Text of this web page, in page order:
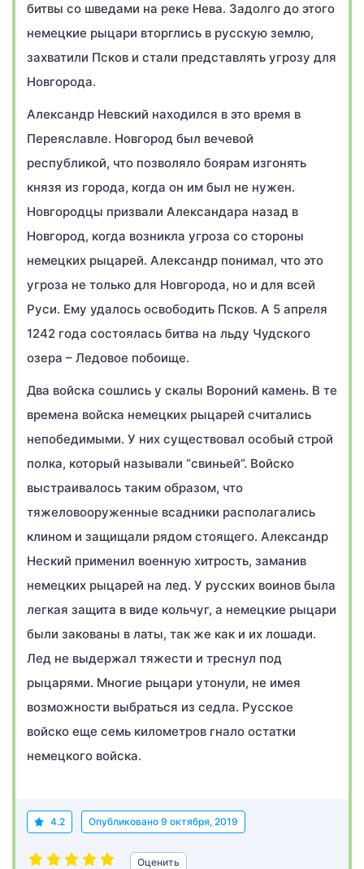
битвы со шведами на реке Нева. Задолго до этого
немецкие рыцари вторглись в русскую землю,
захватили Псков и стали представлять угрозу для
Новгорода.
Александр Невский находился в это время в
Переяславле. Новгород был вечевой
республикой, что позволяло боярам изгонять
князя из города, когда он им был не нужен.
Новгородцы призвали Александара назад в
Новгород, когда возникла угроза со стороны
немецких рыцарей. Александр понимал, что это
угроза не только для Новгорода, но и для всей
Руси. Ему удалось освободить Псков. А 5 апреля
1242 года состоялась битва на льду Чудского
озера – Ледовое побоище.
Два войска сошлись у скалы Вороний камень. В те
времена войска немецких рыцарей считались
непобедимыми. У них существовал особый строй
полка, который называли “свиньей”. Войско
выстраивалось таким образом, что
тяжеловооруженные всадники располагались
клином и защищали рядом стоящего. Александр
Неский применил военную хитрость, заманив
немецких рыцарей на лед. У русских воинов была
легкая защита в виде кольчуг, а немецкие рыцари
были закованы в латы, так же как и их лошади.
Лед не выдержал тяжести и треснул под
рыцарями. Многие рыцари утонули, не имея
возможности выбраться из седла. Русское
войско еще семь километров гнало остатки
немецкого войска.
4.2 Опубликовано 9 октября, 2019
Оценить